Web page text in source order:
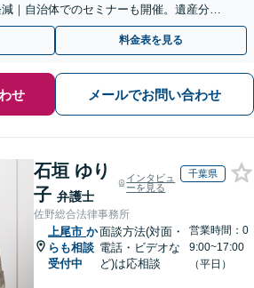
｜自治体でのセミナーも開催。遺産分
ご相談ください【通知税理士】
料金表を見る
せ メールでお問い合わせ
石垣 ゆり
子 弁護士
インタビュ
ーを見る
千葉県
佐野総合法律事務所
上尾市 か
らも相談
受付中
面談方法(対面・
電話・ビデオな
ど)は応相談
営業時間：0
9:00~17:00
（平日）